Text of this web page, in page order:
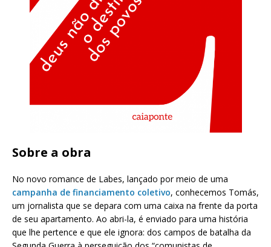
Sobre a obra
No novo romance de Labes, lançado por meio de uma
campanha de financiamento coletivo, conhecemos Tomás,
um jornalista que se depara com uma caixa na frente da porta
de seu apartamento. Ao abri-la, é enviado para uma história
que lhe pertence e que ele ignora: dos campos de batalha da